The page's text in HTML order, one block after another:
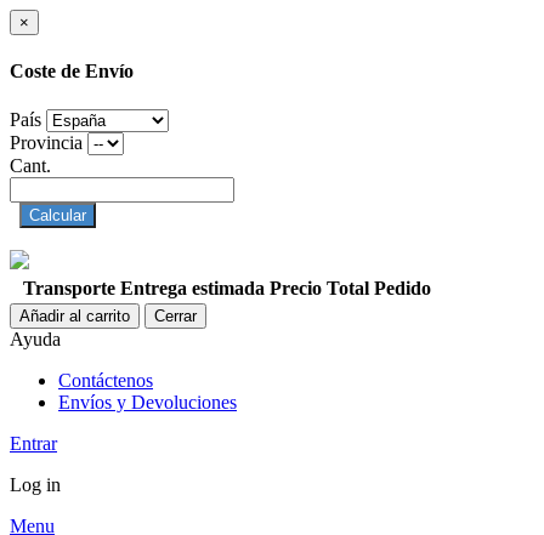
×
Coste de Envío
País
Provincia
Cant.
Calcular
Transporte Entrega estimada Precio Total Pedido
Añadir al carrito Cerrar
Ayuda
Contáctenos
Envíos y Devoluciones
Entrar
Log in
Menu